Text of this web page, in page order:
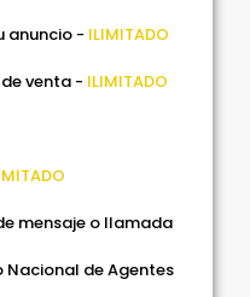
anuncio - ILIMITADO
venta - ILIMITADO
mensaje o llamada
Nacional de Agentes